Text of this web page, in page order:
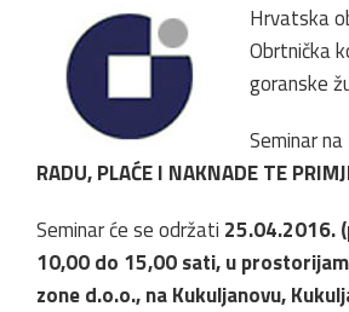
Hrvatska
Obrtnička
goranske
Seminar
RADU, PLAĆE I NAKNADE TE
Seminar će se održati 25.04.2016.
10,00 do 15,00 sati, u
zone d.o.o., na Kukuljanovu,